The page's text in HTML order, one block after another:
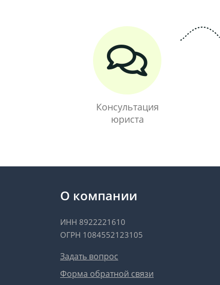
Консультация
юриста
О компании
ИНН 8922221610
ОГРН 1084552123105
Задать вопрос
Форма обратной связи